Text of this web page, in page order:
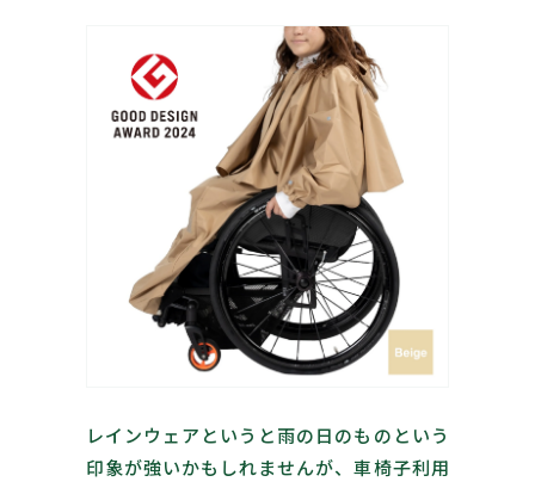
レインウェアというと雨の日のものという
印象が強いかもしれませんが、車椅子利用